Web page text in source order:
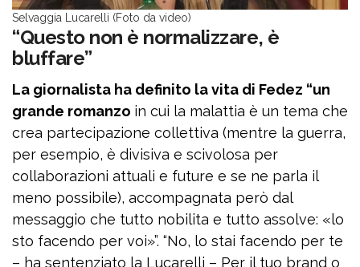
Selvaggia Lucarelli (Foto da video)
“Questo non è normalizzare, è
bluffare”
La giornalista ha definito la vita di Fedez “un
grande romanzo in cui la malattia è un tema che
crea partecipazione collettiva (mentre la guerra,
per esempio, è divisiva e scivolosa per
collaborazioni attuali e future e se ne parla il
meno possibile), accompagnata però dal
messaggio che tutto nobilita e tutto assolve: «lo
sto facendo per voi»”. “No, lo stai facendo per te
– ha sentenziato la Lucarelli – Per il tuo brand o